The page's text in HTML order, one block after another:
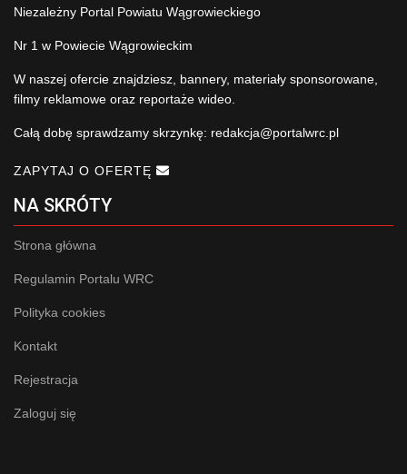
Niezależny Portal Powiatu Wągrowieckiego
Nr 1 w Powiecie Wągrowieckim
W naszej ofercie znajdziesz, bannery, materiały sponsorowane,
filmy reklamowe oraz reportaże wideo.
Całą dobę sprawdzamy skrzynkę: redakcja@portalwrc.pl
ZAPYTAJ O OFERTĘ
NA SKRÓTY
Strona główna
Regulamin Portalu WRC
Polityka cookies
Kontakt
Rejestracja
Zaloguj się